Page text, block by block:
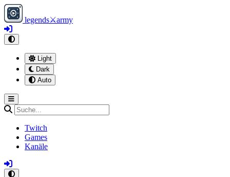
legends⚔army
Light
Dark
Auto
Twitch
Games
Kanäle